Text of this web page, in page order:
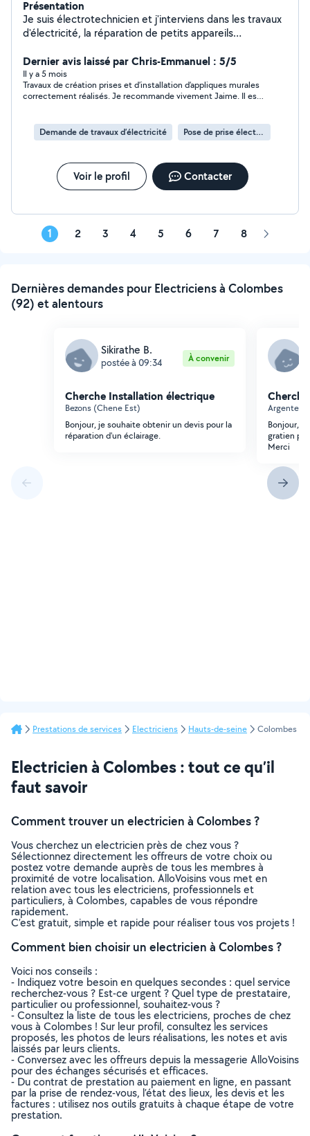
Présentation
Je suis électrotechnicien et j'interviens dans les travaux
d'électricité, la réparation de petits appareils
Dernier avis laissé par Chris-Emmanuel : 5/5
Il y a 5 mois
Travaux de création prises et d’installation d’appliques murales
correctement réalisés. Je recommande vivement Jaime. Il est
Demande de travaux d’électricité Pose de prise électrique
Voir le profil Contacter
1 2 3 4 5 6 7 8 Page
Dernières demandes pour Electriciens à Colombes
(92) et alentours
Sikirathe B.
postée à 09:34 À convenir
Cherche Installation électrique
Bezons (Chene Est)
Bonjour, je souhaite obtenir un devis pour la
réparation d'un éclairage.
Argenteuil
Bonjour,
gratien
Merci
Prestations de services Electriciens Hauts-de-seine Colombes
Electricien à Colombes : tout ce qu’il
faut savoir
Comment trouver un electricien à Colombes ?
Vous cherchez un electricien près de chez vous ?
Sélectionnez directement les offreurs de votre choix ou
postez votre demande auprès de tous les membres à
proximité de votre localisation. AlloVoisins vous met en
relation avec tous les electriciens, professionnels et
particuliers, à Colombes, capables de vous répondre
rapidement.
C’est gratuit, simple et rapide pour réaliser tous vos projets !
Comment bien choisir un electricien à Colombes ?
Voici nos conseils :
- Indiquez votre besoin en quelques secondes : quel service
recherchez-vous ? Est-ce urgent ? Quel type de prestataire,
particulier ou professionnel, souhaitez-vous ?
- Consultez la liste de tous les electriciens, proches de chez
vous à Colombes ! Sur leur profil, consultez les services
proposés, les photos de leurs réalisations, les notes et avis
laissés par leurs clients.
- Conversez avec les offreurs depuis la messagerie AlloVoisins
pour des échanges sécurisés et efficaces.
- Du contrat de prestation au paiement en ligne, en passant
par la prise de rendez-vous, l’état des lieux, les devis et les
factures : utilisez nos outils gratuits à chaque étape de votre
prestation.